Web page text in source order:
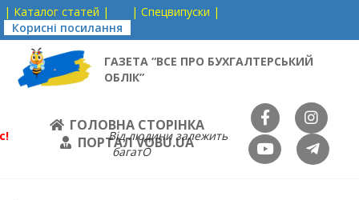
| Каталог статей |
| Спецвипуски |
Корисні посилання
ГАЗЕТА “ВСЕ ПРО БУХГАЛТЕРСЬКИЙ
ОБЛІК”
ГОЛОВНА СТОРІНКА
ПОРТАЛ VOBU.UA
Від людини залежить
багатО